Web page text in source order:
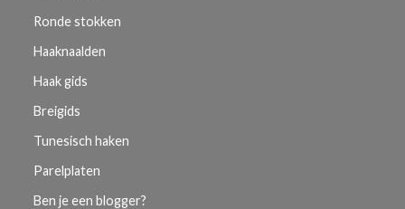
Ronde stokken
Haaknaalden
Haak gids
Breigids
Tunesisch haken
Parelplaten
Ben je een blogger?